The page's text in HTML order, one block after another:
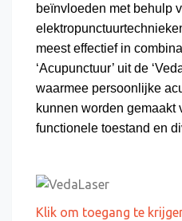
beïnvloeden met behulp
meest effectief in
‘Acupunctuur’ uit de
waarmee persoonlijke
kunnen worden gemaakt
functionele toestand en
Klik om toegang te